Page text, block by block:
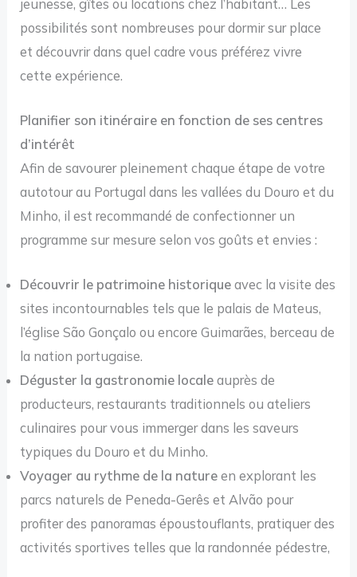
jeunesse, gîtes ou locations chez l’habitant… Les
possibilités sont nombreuses pour dormir sur place
et découvrir dans quel cadre vous préférez vivre
cette expérience.
Planifier son itinéraire en fonction de ses centres
d’intérêt
Afin de savourer pleinement chaque étape de votre
autotour au Portugal dans les vallées du Douro et du
Minho, il est recommandé de confectionner un
programme sur mesure selon vos goûts et envies :
Découvrir le patrimoine historique avec la visite des
sites incontournables tels que le palais de Mateus,
l’église São Gonçalo ou encore Guimarães, berceau de
la nation portugaise.
Déguster la gastronomie locale auprès de
producteurs, restaurants traditionnels ou ateliers
culinaires pour vous immerger dans les saveurs
typiques du Douro et du Minho.
Voyager au rythme de la nature en explorant les
parcs naturels de Peneda-Gerês et Alvão pour
profiter des panoramas époustouflants, pratiquer des
activités sportives telles que la randonnée pédestre,